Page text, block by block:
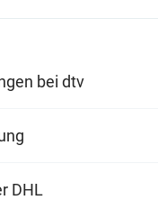
bei dtv
DHL